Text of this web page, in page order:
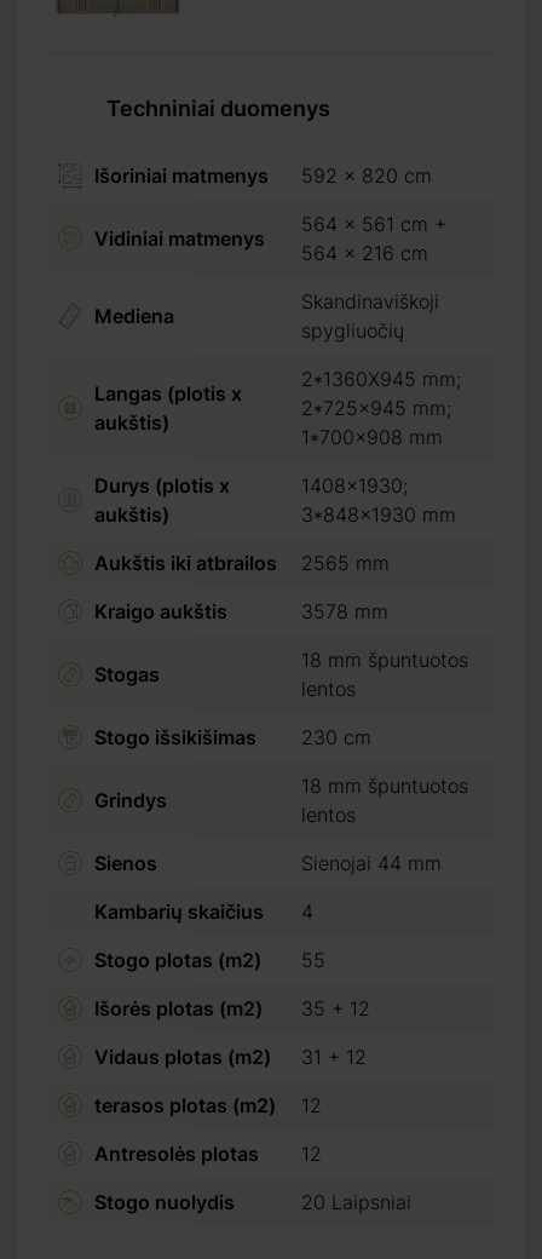
Techniniai duomenys
Išoriniai matmenys 592 x 820 cm
Vidiniai matmenys
564 x 561 cm +
564 x 216 cm
Mediena
Skandinaviškoji
spygliuočių
Langas (plotis x
aukštis)
2*1360X945 mm;
2*725x945 mm;
1*700x908 mm
Durys (plotis x
aukštis)
1408x1930;
3*848x1930 mm
Aukštis iki atbrailos
2565 mm
Kraigo aukštis
3578 mm
Stogas
18 mm špuntuotos
lentos
Stogo išsikišimas
230 cm
Grindys
18 mm špuntuotos
lentos
Sienos
Sienojai 44 mm
Kambarių skaičius
4
Stogo plotas (m2)
55
Išorės plotas (m2)
35 + 12
Vidaus plotas (m2)
31 + 12
terasos plotas (m2)
12
Antresolės plotas
12
Stogo nuolydis
20 Laipsniai
tiesiog sumokėkite